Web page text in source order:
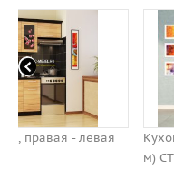
Кухонный гарнитур